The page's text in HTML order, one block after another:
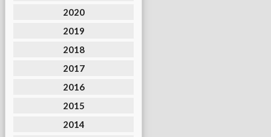
2020
2019
2018
2017
2016
2015
2014